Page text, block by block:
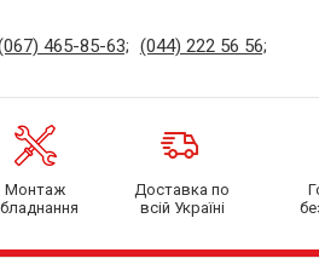
465-85-63; (044) 222 56 56;
Монтаж
Доставка по
всій Україні